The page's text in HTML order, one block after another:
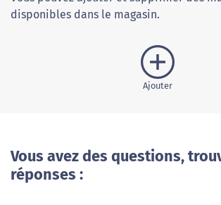
disponibles dans le magasin.
Ajouter
Vous avez des questions,
réponses :